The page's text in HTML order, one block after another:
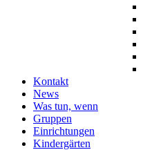
Kontakt
News
Was tun, wenn
Gruppen
Einrichtungen
Kindergärten